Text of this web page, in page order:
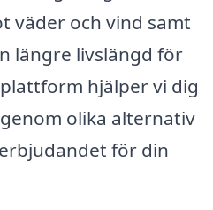
väder och vind samt
längre livslängd för
hjälper vi dig
olika alternativ
för din